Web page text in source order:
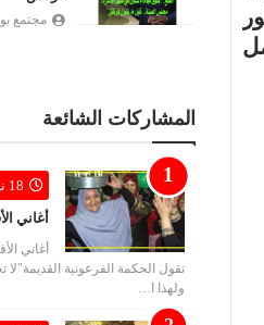
مجتمع
المشاركات الشائعة
18 نوفمبر 2019
أغاني
أغاني
تقول الحكمة الفرعونية
ولهذا ا…